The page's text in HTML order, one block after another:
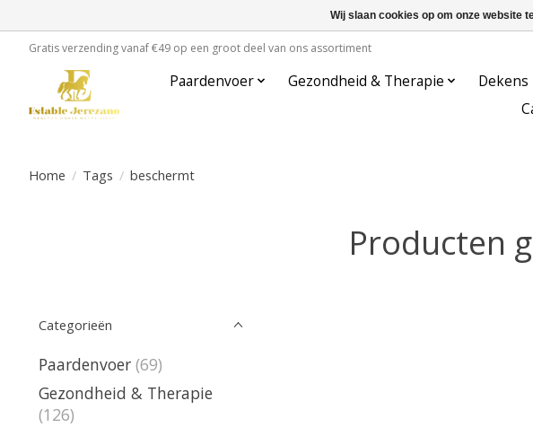
Gratis verzending vanaf €49 op een groot deel van ons assortiment
Paardenvoer Gezondheid & Therapie Dekens
Home / Tags / beschermt
Producten
Categorieën
Paardenvoer (69)
Gezondheid & Therapie
(126)
Wij slaan cookies op om onze website